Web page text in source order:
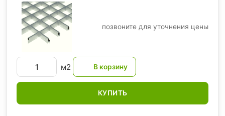
позвоните для уточнения цены
м2
КУПИТЬ